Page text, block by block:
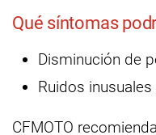
Qué síntomas
Disminución de
Ruidos
CFMOTO recomienda